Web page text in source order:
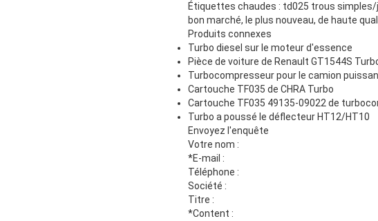
Étiquettes chaudes : td025 trous
bon marché, le plus nouveau, de haute
Produits connexes
Turbo diesel sur le moteur d'essence
Pièce de voiture de Renault GT1544S
Turbocompresseur pour le camion
Cartouche TF035 de CHRA Turbo
Cartouche TF035 49135-09022 de
Turbo a poussé le déflecteur HT12/HT10
Envoyez l'enquête
Votre nom :
*E-mail :
Téléphone :
Société :
Titre :
*Content :